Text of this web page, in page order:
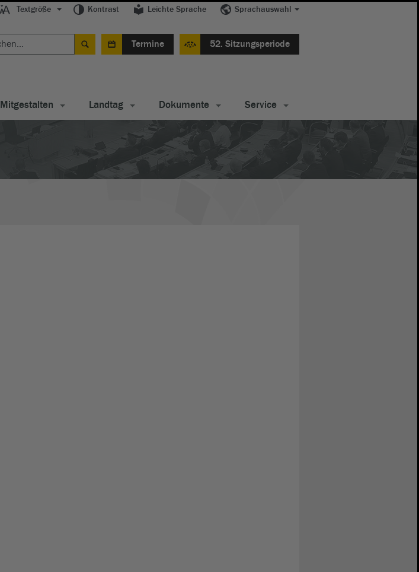
Textgröße Kontrast Leichte Sprache Sprachauswahl
Termine 52. Sitzungsperiode
Mitgestalten Landtag Dokumente Service